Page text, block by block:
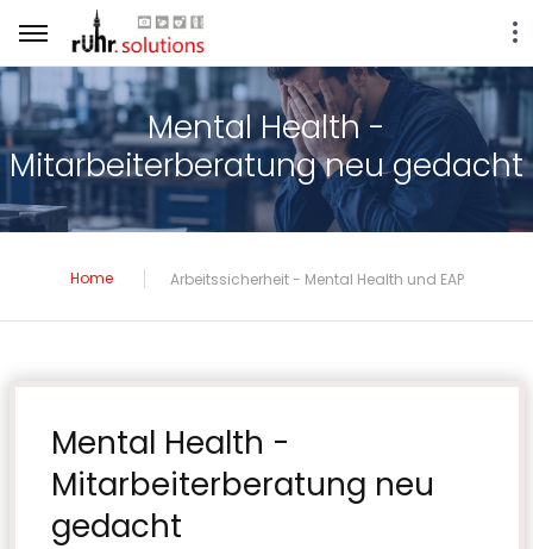
Mental Health -
Mitarbeiterberatung neu gedacht
Home Arbeitssicherheit - Mental Health und EAP
Mental Health -
Mitarbeiterberatung neu
gedacht